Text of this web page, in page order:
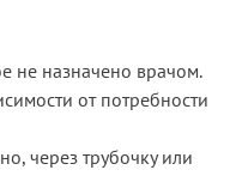
не назначено врачом.
от потребности
через трубочку или